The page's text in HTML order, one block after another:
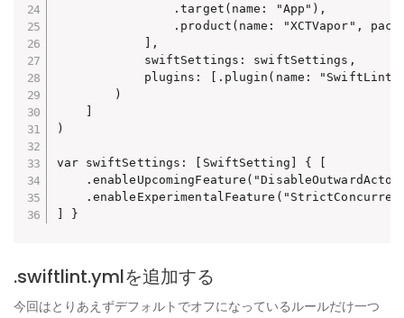
                .target(name: "App"),
.product(name: "XCTVapor",
            ],
            swiftSettings: swiftSettings,
plugins: [.plugin(name:
        )
)
var swiftSettings: [SwiftSetting] { [
.swiftlint.ymlを追加する
今回はとりあえずデフォルトでオフになっているルールだけ一つ